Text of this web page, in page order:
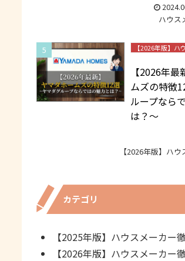
ハウス
【2026年版】
【2026年
ムズの特徴
ループなら
は？～
【2026年版】ハ
カテゴリ
【2025年版】ハウスメーカー
【2026年版】ハウスメーカー